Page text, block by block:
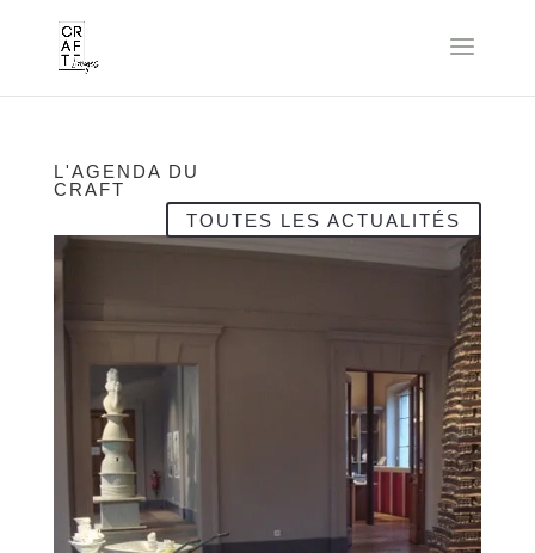
L'AGENDA DU
CRAFT
TOUTES LES ACTUALITÉS